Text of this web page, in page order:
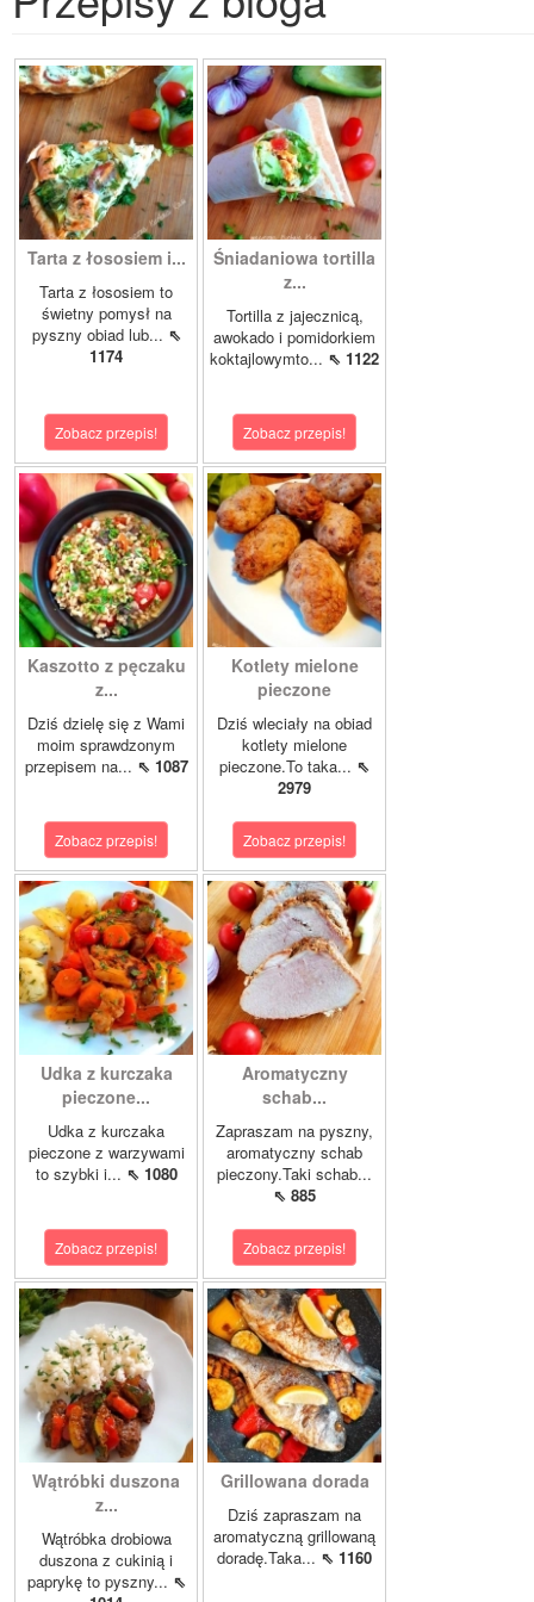
Tarta z łososiem i...
Tarta z łososiem to
świetny pomysł na
pyszny obiad lub... ⇖
1174
Zobacz przepis!
Śniadaniowa tortilla
z...
Tortilla z jajecznicą,
awokado i pomidorkiem
koktajlowymto... ⇖ 1122
Zobacz przepis!
Kaszotto z pęczaku
z...
Dziś dzielę się z Wami
moim sprawdzonym
przepisem na... ⇖ 1087
Zobacz przepis!
Kotlety mielone
pieczone
Dziś wleciały na obiad
kotlety mielone
pieczone.To taka... ⇖
2979
Zobacz przepis!
Udka z kurczaka
pieczone...
Udka z kurczaka
pieczone z warzywami
to szybki i... ⇖ 1080
Zobacz przepis!
Aromatyczny
schab...
Zapraszam na pyszny,
aromatyczny schab
pieczony.Taki schab...
⇖ 885
Zobacz przepis!
Wątróbki duszona
z...
Wątróbka drobiowa
duszona z cukinią i
paprykę to pyszny... ⇖
Grillowana dorada
Dziś zapraszam na
aromatyczną grillowaną
doradę.Taka... ⇖ 1160